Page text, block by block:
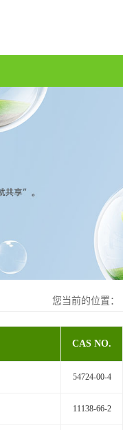
您当前的位置：
CAS NO.
54724-00-4
11138-66-2